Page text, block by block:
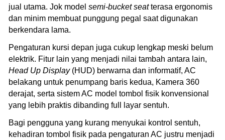
jual utama. Jok model semi-bucket seatterasa ergonomis
dan minim membuat punggung pegal saat digunakan
berkendara lama.
Pengaturan kursi depan juga cukup lengkap meski belum
elektrik. Fitur lain yang menjadi nilai tambah antara lain,
Head Up Display(HUD) berwarna dan informatif, AC
belakang untuk penumpang baris kedua, Kamera 360
derajat, serta sistem AC model tombol fisik konvensional
yang lebih praktis dibanding full layar sentuh.
Bagi pengguna yang kurang menyukai kontrol sentuh,
kehadiran tombol fisik pada pengaturan AC justru menjadi